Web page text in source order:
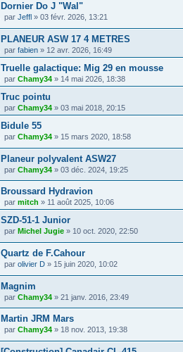
Dornier Do J "Wal"
par Jeffl » 03 févr. 2026, 13:21
PLANEUR ASW 17 4 METRES
par fabien » 12 avr. 2026, 16:49
Truelle galactique: Mig 29 en mousse
par Chamy34 » 14 mai 2026, 18:38
Truc pointu
par Chamy34 » 03 mai 2018, 20:15
Bidule 55
par Chamy34 » 15 mars 2020, 18:58
Planeur polyvalent ASW27
par Chamy34 » 03 déc. 2024, 19:25
Broussard Hydravion
par mitch » 11 août 2025, 10:06
SZD-51-1 Junior
par Michel Jugie » 10 oct. 2020, 22:50
Quartz de F.Cahour
par olivier D » 15 juin 2020, 10:02
Magnim
par Chamy34 » 21 janv. 2016, 23:49
Martin JRM Mars
par Chamy34 » 18 nov. 2013, 19:38